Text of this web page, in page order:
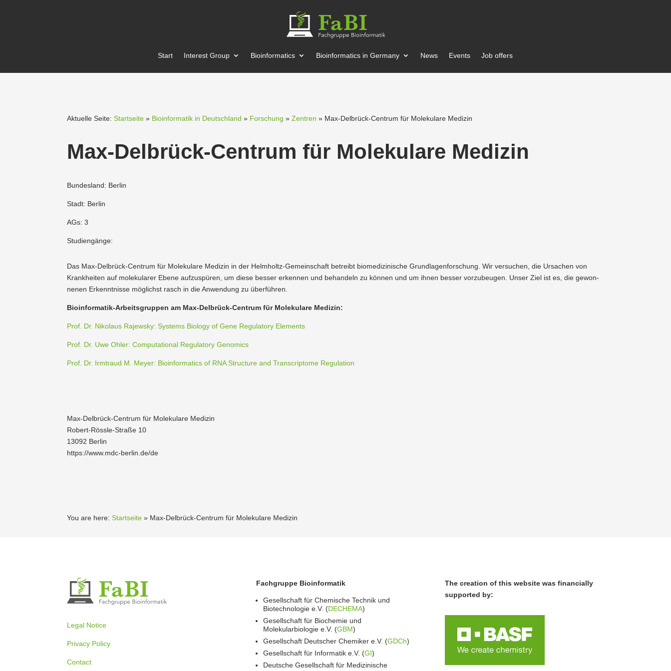
Start Interest Group Bioin­for­matics Bioin­for­matics in Germany News Events Job offers
Aktuelle Seite:Startseite » Bioinformatik in Deutschland » Forschung »Zentren » Max-Delbrück-Centrum für Molekulare Medizin
Max-Delbrück-Centrum für Molekulare Medizin
Bundesland: Berlin
Stadt: Berlin
AGs: 3
Studiengänge:
Das Max-Delbrück-Centrum für Molekulare Medizin in der Helmholtz-Gemein­schaft betreibt biome­di­zi­nische Grund­la­gen­for­schung. Wir versuchen, die Ursachen von
Krank­heiten auf moleku­larer Ebene aufzu­spüren, um diese besser erkennen und behandeln zu können und um ihnen besser vorzu­beugen. Unser Ziel ist es, die gewon­
nenen Erkennt­nisse möglichst rasch in die Anwendung zu überführen.
Bioin­for­matik-Arbeits­gruppen am Max-Delbrück-Centrum für Molekulare Medizin:
Prof. Dr. Nikolaus Rajewsky: Systems Biology of Gene Regulatory Elements
Prof. Dr. Uwe Ohler: Compu­ta­tional Regulatory Genomics
Prof. Dr. Irmtraud M. Meyer: Bioin­for­matics of RNA Structure and Transcriptome Regulation
Max-Delbrück-Centrum für Molekulare Medizin
Robert-Rössle-Straße 10
13092 Berlin
https://www.mdc-berlin.de/de
You are here:Startseite » Max-Delbrück-Centrum für Molekulare Medizin
Legal Notice
Privacy Policy
Contact
Fachgruppe Bioinformatik
Gesellschaft für Chemische Technik und
Biotechnologie e.V. (DECHEMA)
Gesellschaft für Biochemie und
Molekularbiologie e.V. (GBM)
Gesellschaft Deutscher Chemiker e.V. (GDCh)
Gesellschaft für Informatik e.V. (GI)
Deutsche Gesellschaft für Medizinische
The creation of this website was financially
supported by: